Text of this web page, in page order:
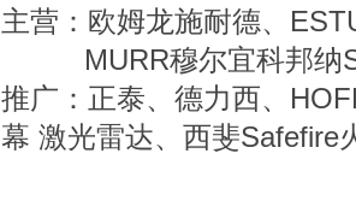
主营： 欧姆龙施耐德、
MURR穆尔宜科邦纳
推广：正泰、德力西、
幕 激光雷达、西斐Safefire